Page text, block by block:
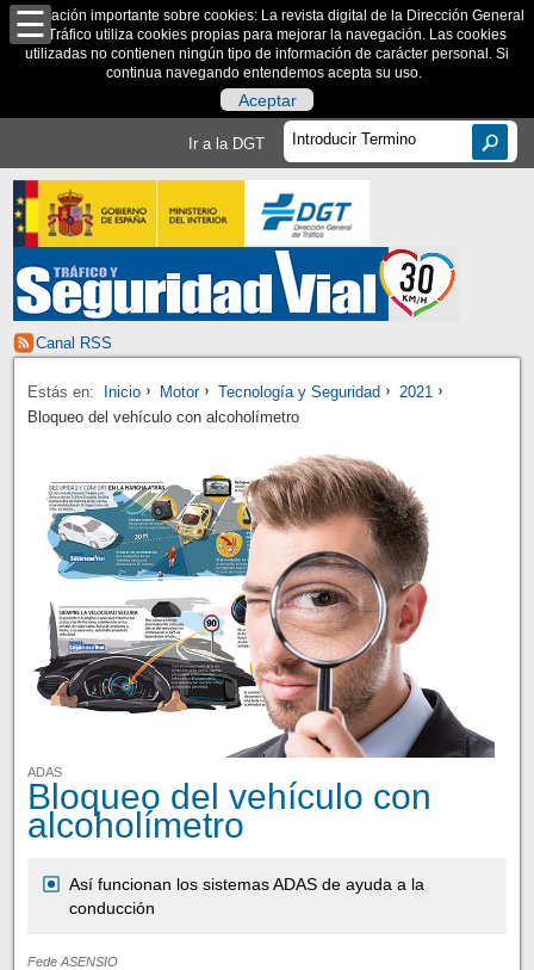
Información importante sobre cookies: La revista digital de la Dirección General
de Tráfico utiliza cookies propias para mejorar la navegación. Las cookies
utilizadas no contienen ningún tipo de información de carácter personal. Si
continua navegando entendemos acepta su uso.
Aceptar
Ir a la DGT
Canal RSS
Estás en: Inicio Motor Tecnología y Seguridad
2021
Bloqueo del vehículo con alcoholímetro
ADAS
Bloqueo del vehículo con
alcoholímetro
Así funcionan los sistemas ADAS de ayuda a la
conducción
Fede ASENSIO